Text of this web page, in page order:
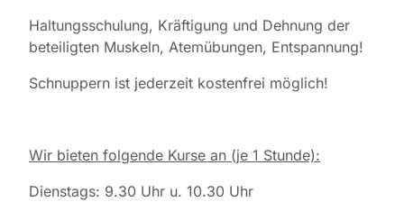
Haltungsschulung, Kräftigung und Dehnung der
beteiligten Muskeln, Atemübungen, Entspannung!
Schnuppern ist jederzeit kostenfrei möglich!
Wir bieten folgende Kurse an (je 1 Stunde):
Dienstags: 9.30 Uhr u. 10.30 Uhr